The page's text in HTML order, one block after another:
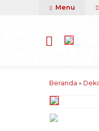
kami pasti berikan yang
Menu
Beranda »